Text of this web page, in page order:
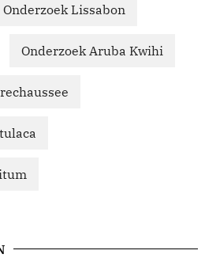
Onderzoek Lissabon
Onderzoek Aruba Kwihi